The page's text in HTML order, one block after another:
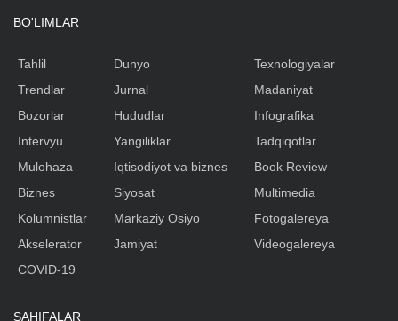
BO'LIMLAR
Tahlil
Trendlar
Bozorlar
Intervyu
Mulohaza
Biznes
Kolumnistlar
Akselerator
Dunyo
Jurnal
Hududlar
Yangiliklar
Iqtisodiyot va biznes
Siyosat
Markaziy Osiyo
Jamiyat
Texnologiyalar
Madaniyat
Infografika
Tadqiqotlar
Book Review
Multimedia
Fotogalereya
Videogalereya
COVID-19
SAHIFALAR